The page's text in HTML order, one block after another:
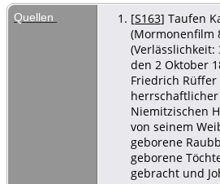
Quellen [S163] Taufen
(Mormonenfilm
(Verlässlichkeit:
den 2 Oktober
Friedrich Rüffer
Niemitzischen
von seinem
geborene
geborene
gebracht und